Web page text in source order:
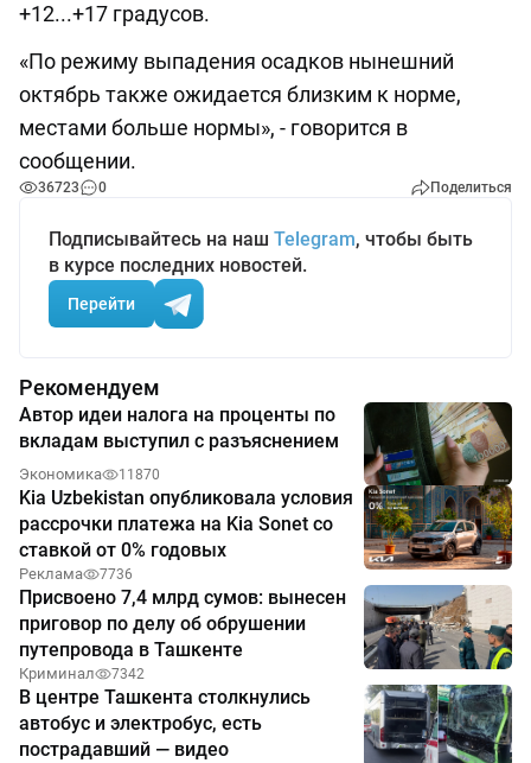
+12...+17 градусов.
«По режиму выпадения осадков нынешний
октябрь также ожидается близким к норме,
местами больше нормы», - говорится в
сообщении.
36723 0 Поделиться
Подписывайтесь на наш Telegram, чтобы быть
в курсе последних новостей.
Перейти
Рекомендуем
Автор идеи налога на проценты по
вкладам выступил с разъяснением
Экономика 11870
Kia Uzbekistan опубликовала условия
рассрочки платежа на Kia Sonet со
ставкой от 0% годовых
Реклама 7736
Присвоено 7,4 млрд сумов: вынесен
приговор по делу об обрушении
путепровода в Ташкенте
Криминал 7342
В центре Ташкента столкнулись
автобус и электробус, есть
пострадавший — видео